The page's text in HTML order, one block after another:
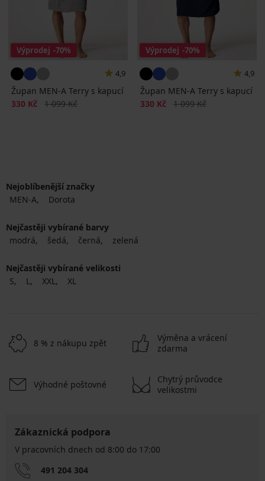
Výprodej -70%
4,9
Župan MEN-A Terry s kapucí
Sleva
330 Kč Původní cena
1 099 Kč
Výprodej -70%
4,9
Župan MEN-A Terry s kapucí
Sleva
330 Kč Původní cena
1 099 Kč
Nejoblíbenější značky
MEN-A
Dorota
Nejčastěji vybírané barvy
modrá
šedá černá zelená
Nejčastěji vybírané velikosti
S
L XXL XL
8 % z nákupu zpět
Výměna a vrácení
zdarma
Výhodné poštovné
Chytrý průvodce
velikostmi
Zákaznická podpora
V pracovních dnech od 8:00 do 17:00
491 204 304